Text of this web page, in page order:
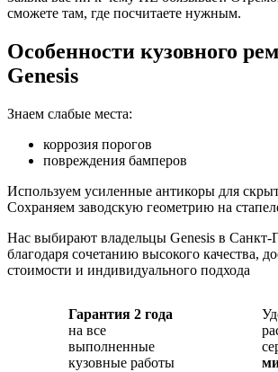
сможете там, где посчитаете нужным.
Особенности кузовного
Genesis
Знаем слабые места:
коррозия порогов
повреждения бамперов
Используем усиленные антикоры для
Сохраняем заводскую геометрию на
Нас выбирают владельцы Genesis в Санкт-
благодаря сочетанию высокого качества,
стоимости и индивидуального подхода
Гарантия 2 года
на все
выполненные
кузовные работы